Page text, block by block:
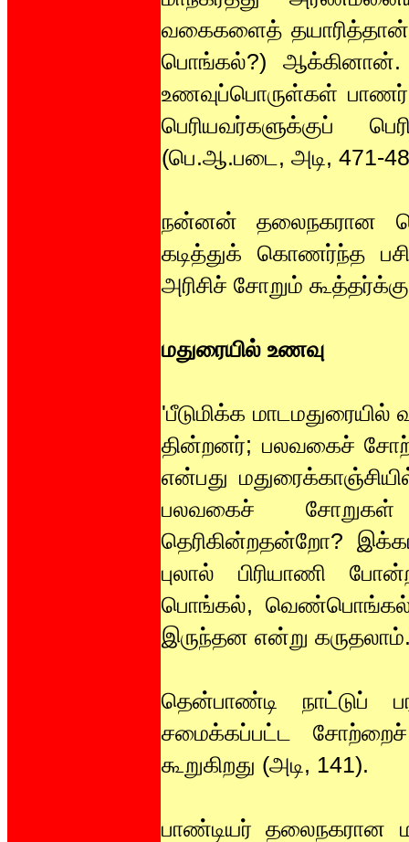
வகைகளைத்
பொங்கல்?)
உணவுப்பொருள்கள் பாணர்
பெரியவர்களுக்குப்
(பெ.ஆ.படை, அடி, 471-
நன்னன் தலைநகரான
கடித்துக் கொணர்ந்த
அரிசிச் சோறும்
மதுரையில் உணவு
'பீடுமிக்க
தின்றனர்; பலவகைச்
என்பது
பலவகைச்
தெரிகின்றதன்றோ?
புலால் பிரியாணி
பொங்கல், வெண்பொங்கல்
இருந்தன என்று
தென்பாண்டி நாட்டுப்
சமைக்கப்பட்ட
கூறுகிறது (அடி, 141).
பாண்டியர் தலைநகரான